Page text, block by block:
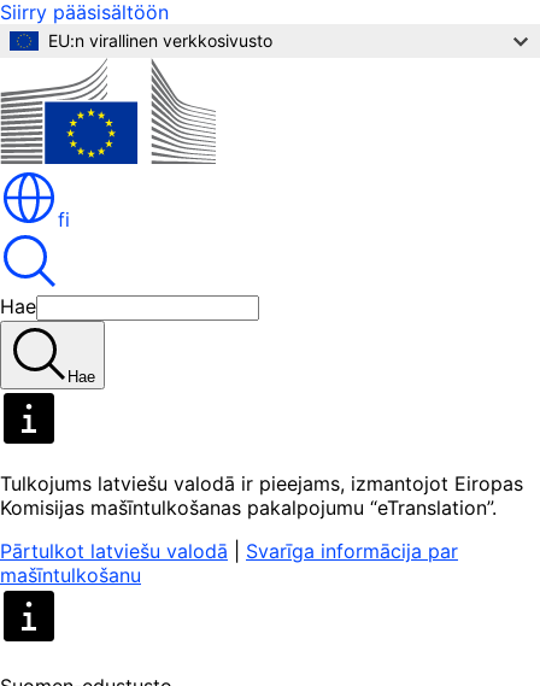
Siirry pääsisältöön
EU:n virallinen verkkosivusto
fi
Hae
Hae
Tulkojums latviešu valodā ir pieejams, izmantojot Eiropas
Komisijas mašīntulkošanas pakalpojumu “eTranslation”.
Pārtulkot latviešu valodā
Svarīga informācija par
mašīntulkošanu